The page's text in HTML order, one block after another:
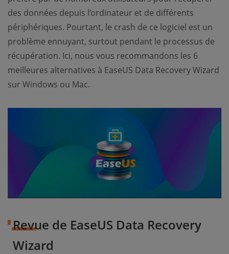
des données depuis l’ordinateur et de différents
périphériques. Pourtant, le crash de ce logiciel est un
problème ennuyant, surtout pendant le processus de
récupération. Ici, nous vous recommandons les 6
meilleures alternatives à EaseUS Data Recovery Wizard
sur Windows ou Mac.
Revue de EaseUS Data Recovery
Wizard